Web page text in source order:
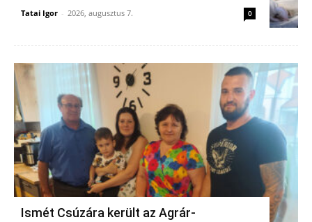
Tatai Igor - 2026, augusztus 7. 0
Ismét Csúzára került az Agrár-